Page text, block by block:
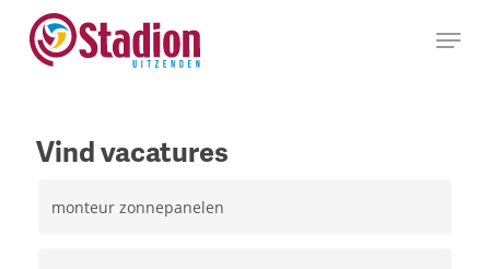
naar
hoofdinhoud
Menu
Vind vacatures